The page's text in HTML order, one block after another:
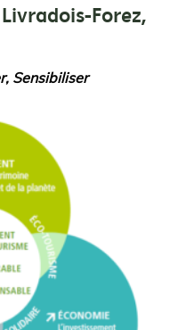
Forez,
Sensibiliser